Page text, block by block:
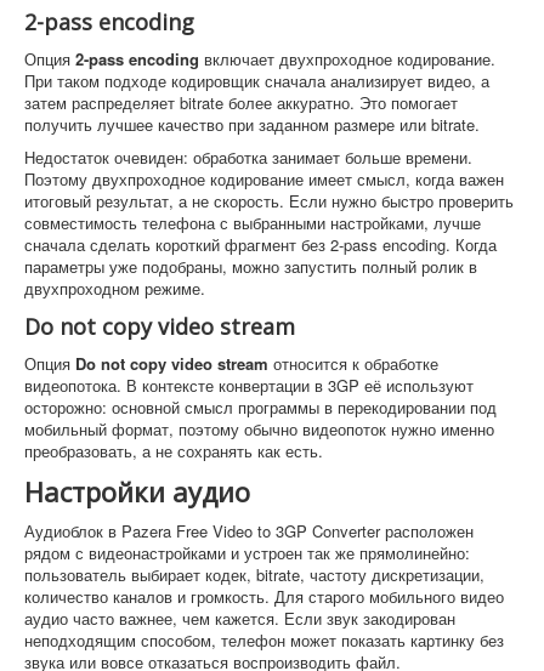
2-pass encoding
Опция 2-pass encoding включает двухпроходное кодирование.
При таком подходе кодировщик сначала анализирует видео, а
затем распределяет bitrate более аккуратно. Это помогает
получить лучшее качество при заданном размере или bitrate.
Недостаток очевиден: обработка занимает больше времени.
Поэтому двухпроходное кодирование имеет смысл, когда важен
итоговый результат, а не скорость. Если нужно быстро проверить
совместимость телефона с выбранными настройками, лучше
сначала сделать короткий фрагмент без 2-pass encoding. Когда
параметры уже подобраны, можно запустить полный ролик в
двухпроходном режиме.
Do not copy video stream
Опция Do not copy video stream относится к обработке
видеопотока. В контексте конвертации в 3GP её используют
осторожно: основной смысл программы в перекодировании под
мобильный формат, поэтому обычно видеопоток нужно именно
преобразовать, а не сохранять как есть.
Настройки аудио
Аудиоблок в Pazera Free Video to 3GP Converter расположен
рядом с видеонастройками и устроен так же прямолинейно:
пользователь выбирает кодек, bitrate, частоту дискретизации,
количество каналов и громкость. Для старого мобильного видео
аудио часто важнее, чем кажется. Если звук закодирован
неподходящим способом, телефон может показать картинку без
звука или вовсе отказаться воспроизводить файл.